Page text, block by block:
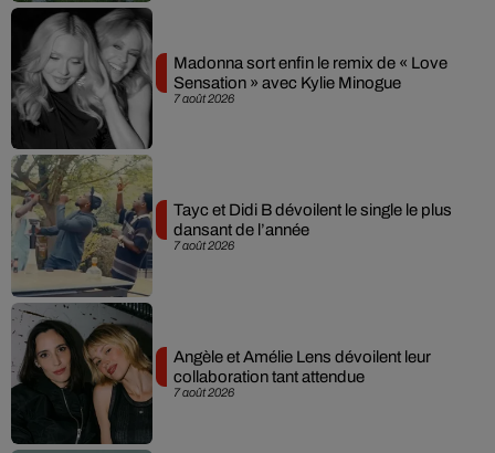
7 août 2026
Madonna sort enfin le remix de « Love
Sensation » avec Kylie Minogue
7 août 2026
Tayc et Didi B dévoilent le single le plus
dansant de l’année
7 août 2026
Angèle et Amélie Lens dévoilent leur
collaboration tant attendue